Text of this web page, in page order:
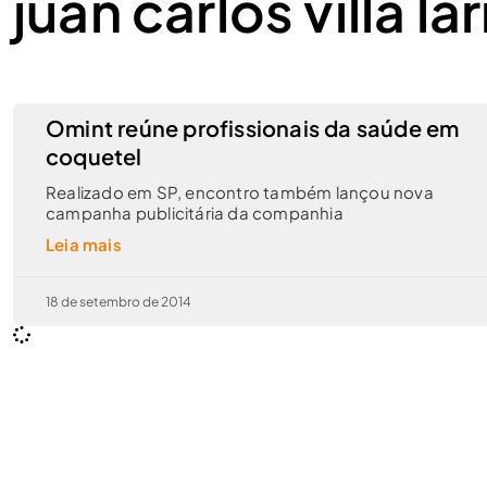
Omint reúne profissionais da saúde em
coquetel
Realizado em SP, encontro também lançou nova
campanha publicitária da companhia
Leia mais
18 de setembro de 2014